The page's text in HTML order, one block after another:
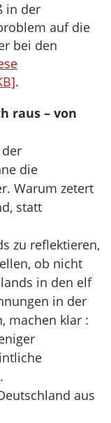
in der
auf die
bei den
.
raus – von
die
Warum zetert
statt
zu reflektieren,
ob nicht
in den elf
in der
machen klar :
aus